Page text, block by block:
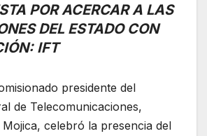
POR ACERCAR A LAS
DEL ESTADO CON
IFT
presidente del
de Telecomunicaciones,
celebró la presencia del